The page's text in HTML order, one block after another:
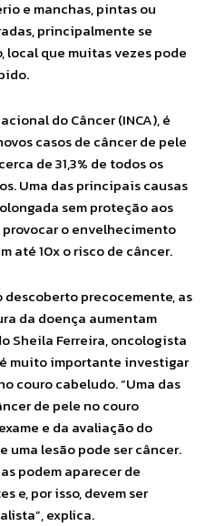
e manchas, pintas ou
principalmente se
local que muitas vezes pode
do Câncer (INCA), é
casos de câncer de pele
de 31,3% de todos os
Uma das principais causas
sem proteção aos
provocar o envelhecimento
até 10x o risco de câncer.
precocemente, as
da doença aumentam
Sheila Ferreira, oncologista
muito importante investigar
couro cabeludo. “Uma das
de pele no couro
e da avaliação do
uma lesão pode ser câncer.
podem aparecer de
e, por isso, devem ser
explica.